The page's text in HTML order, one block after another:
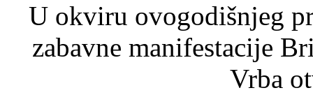
U okviru ovogodišnjeg
zabavne manifestacije
Vrba